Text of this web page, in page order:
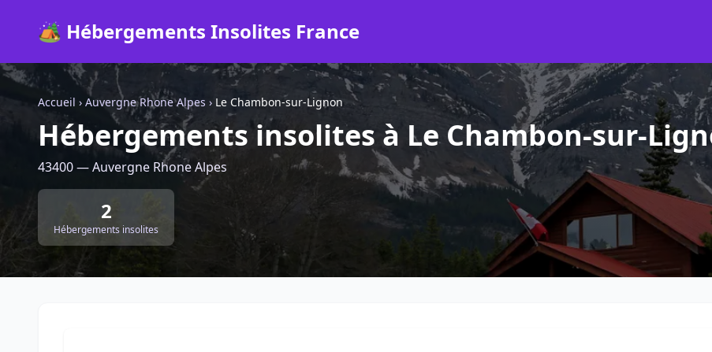
🏕️ Hébergements Insolites France
Accueil › Auvergne Rhone Alpes › Le Chambon-sur-Lignon
Hébergements insolites à Le Chambon-sur-
43400 — Auvergne Rhone Alpes
2
Hébergements insolites